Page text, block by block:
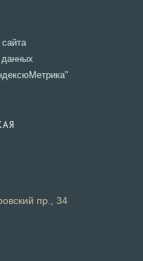
Откроется
в
вкладке
данных
в
новой
пр., 34